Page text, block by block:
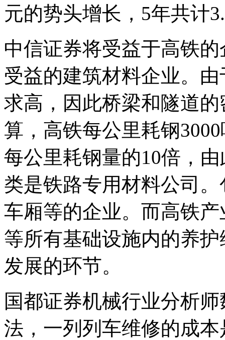
元的势头增长，5年共计
中信证券将受益于高铁
受益的建筑材料企业。
求高，因此桥梁和隧道
算，高铁每公里耗钢
每公里耗钢量的10倍，
类是铁路专用材料公司
车厢等的企业。而高铁
等所有基础设施内的养
发展的环节。
国都证券机械行业分析
法，一列列车维修的成